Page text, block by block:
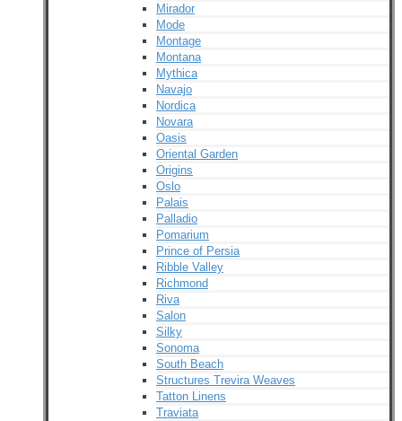
Mirador
Mode
Montage
Montana
Mythica
Navajo
Nordica
Novara
Oasis
Oriental Garden
Origins
Oslo
Palais
Palladio
Pomarium
Prince of Persia
Ribble Valley
Richmond
Riva
Salon
Silky
Sonoma
South Beach
Structures Trevira Weaves
Tatton Linens
Traviata